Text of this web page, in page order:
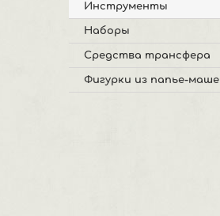
Инструменты
Наборы
Средства трансфера
Фигурки из папье-маше